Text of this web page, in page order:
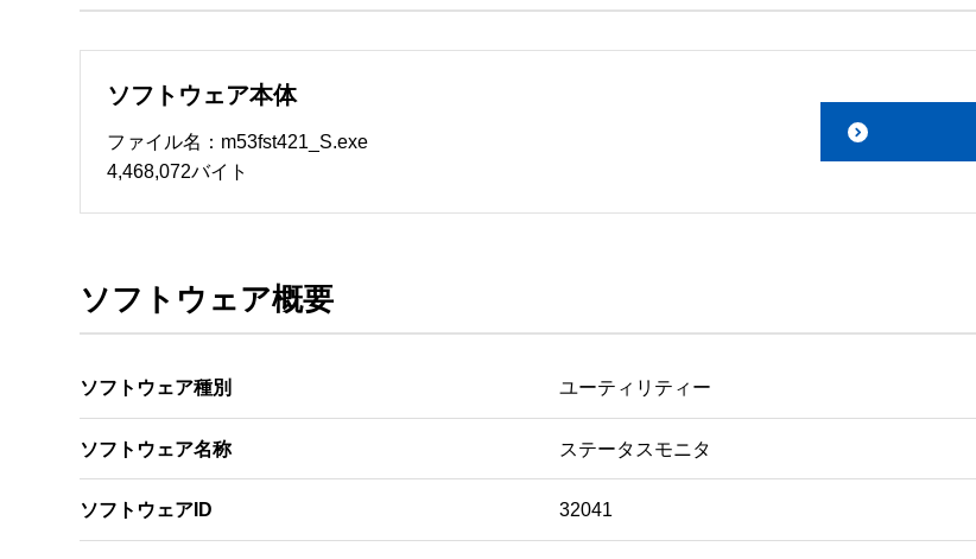
ソフトウェアの保証範囲
・ソフトウェアは、予告せず改良、変更することがあります。
著作権者
ソフトウェア本体
ファイル名：m53fst421_S.exe
4,468,072バイト
ソフトウェア概要
ソフトウェア種別 ユーティリティー
ソフトウェア名称 ステータスモニタ
ソフトウェアID 32041